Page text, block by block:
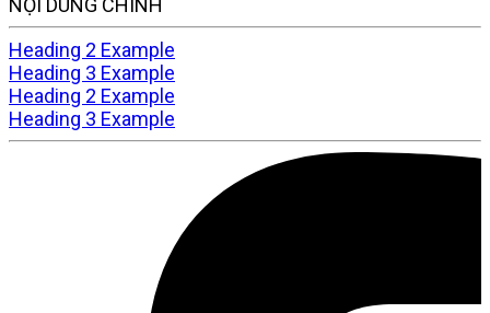
Heading 2 Example
Heading 3 Example
Heading 2 Example
Heading 3 Example